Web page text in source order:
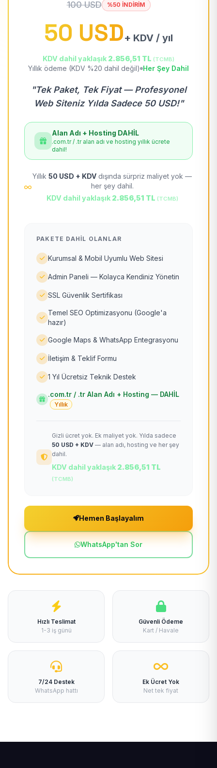
100 USD %50 İNDİRİM
50 USD+ KDV / yıl
KDV dahil yaklaşık 2.856,51 TL (TCMB)
Yıllık ödeme (KDV %20 dahil değil) Her Şey Dahil
"Tek Paket, Tek Fiyat — Profesyonel
Web Siteniz Yılda Sadece 50 USD!"
Alan Adı + Hosting DAHİL
.com.tr / .tr alan adı ve hosting yıllık ücrete
dahil!
Yıllık 50 USD + KDV dışında sürpriz maliyet yok —
her şey dahil.
KDV dahil yaklaşık 2.856,51 TL (TCMB)
PAKETE DAHIL OLANLAR
Kurumsal & Mobil Uyumlu Web Sitesi
Admin Paneli — Kolayca Kendiniz Yönetin
SSL Güvenlik Sertifikası
Temel SEO Optimizasyonu (Google'a
hazır)
Google Maps & WhatsApp Entegrasyonu
İletişim & Teklif Formu
1 Yıl Ücretsiz Teknik Destek
.com.tr / .tr Alan Adı + Hosting — DAHİL
Yıllık
Gizli ücret yok. Ek maliyet yok. Yılda sadece
50 USD + KDV — alan adı, hosting ve her şey
dahil.
KDV dahil yaklaşık 2.856,51 TL
(TCMB)
Hemen Başlayalım
WhatsApp'tan Sor
Hızlı Teslimat
1-3 iş günü
Güvenli Ödeme
Kart / Havale
7/24 Destek
WhatsApp hattı
Ek Ücret Yok
Net tek fiyat